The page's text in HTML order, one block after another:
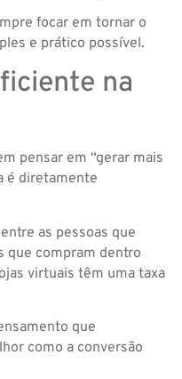
focar em tornar o
e prático possível.
na
pensar em “gerar mais
é diretamente
as pessoas que
que compram dentro
virtuais têm uma taxa
que
como a conversão